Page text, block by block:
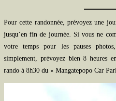
Pour cette randonnée, prévoyez une
jusqu’en fin de journée. Si vous ne
votre temps pour les pauses
simplement, prévoyez bien 8 heures
rando à 8h30 du « Mangatepopo Car